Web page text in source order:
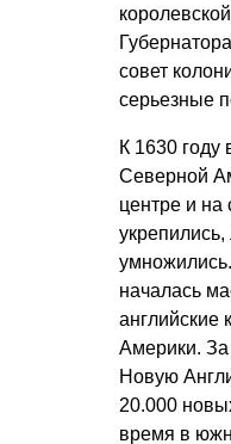
совет
серьезные
К 1630 году
Северной
центре и
началась
английские
Америки.
Новую
20.000
время в